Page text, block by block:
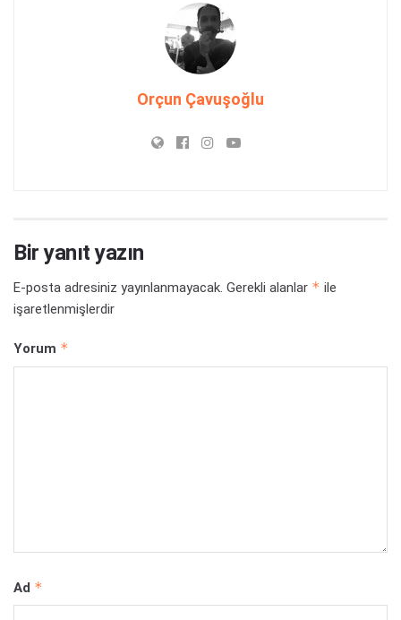
Orçun Çavuşoğlu
Bir yanıt yazın
E-posta adresiniz yayınlanmayacak. Gerekli alanlar * ile
işaretlenmişlerdir
Yorum *
Ad *